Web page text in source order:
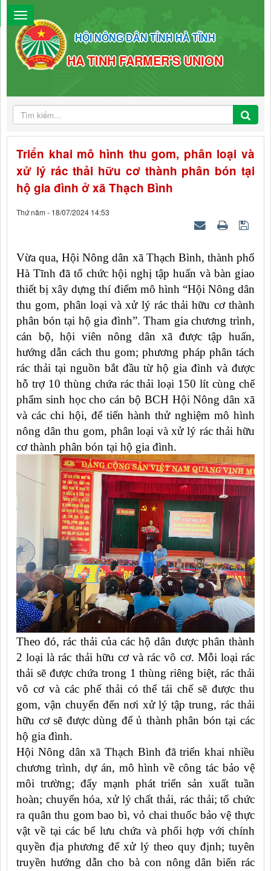
HỘI NÔNG DÂN TỈNH HÀ TĨNH
HA TINH FARMER'S UNION
Triển khai mô hình thu gom, phân loại và
xử lý rác thải hữu cơ thành phân bón tại
hộ gia đình ở xã Thạch Bình
Thứ năm - 18/07/2024 14:53
Vừa qua, Hội Nông dân xã Thạch Bình, thành phố
Hà Tĩnh đã tổ chức hội nghị tập huấn và bàn giao
thiết bị xây dựng thí điểm mô hình “Hội Nông dân
thu gom, phân loại và xử lý rác thải hữu cơ thành
phân bón tại hộ gia đình”. Tham gia chương trình,
cán bộ, hội viên nông dân xã được tập huấn,
hướng dẫn cách thu gom; phương pháp phân tách
rác thải tại nguồn bắt đầu từ hộ gia đình và được
hỗ trợ 10 thùng chứa rác thải loại 150 lít cùng chế
phẩm sinh học cho cán bộ BCH Hội Nông dân xã
và các chi hội, để tiến hành thử nghiệm mô hình
nông dân thu gom, phân loại và xử lý rác thải hữu
cơ thành phân bón tại hộ gia đình.
Theo đó, rác thải của các hộ dân được phân thành
2 loại là rác thải hữu cơ và rác vô cơ. Mỗi loại rác
thải sẽ được chứa trong 1 thùng riêng biệt, rác thải
vô cơ và các phế thải có thể tái chế sẽ được thu
gom, vận chuyển đến nơi xử lý tập trung, rác thải
hữu cơ sẽ được dùng để ủ thành phân bón tại các
hộ gia đình.
Hội Nông dân xã Thạch Bình đã triển khai nhiều
chương trình, dự án, mô hình về công tác bảo vệ
môi trường; đẩy mạnh phát triển sản xuất tuần
hoàn; chuyển hóa, xử lý chất thải, rác thải; tổ chức
ra quân thu gom bao bì, vỏ chai thuốc bảo vệ thực
vật về tại các bể lưu chứa và phối hợp với chính
quyền địa phương để xử lý theo quy định; tuyên
truyền hướng dẫn cho bà con nông dân biến rác